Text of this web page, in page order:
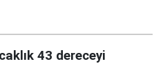
43 dereceyi